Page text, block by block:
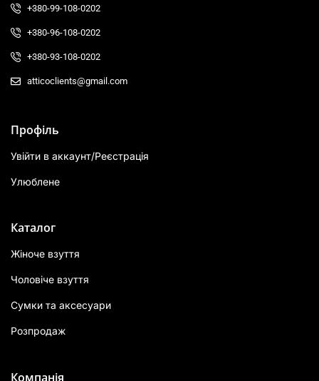
+380-99-108-0202
+380-96-108-0202
+380-93-108-0202
atticoclients@gmail.com
Профіль
Увійти в аккаунт/Реєстрація
Улюблене
Каталог
Жіноче взуття
Чоловіче взуття
Сумки та аксесуари
Розпродаж
Компанія